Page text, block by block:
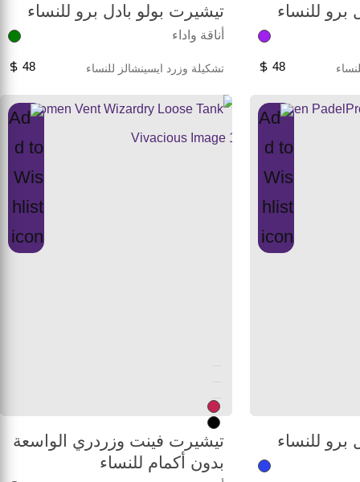
برو للنساء
48
تيشيرت بولو بادل برو للنساء
أناقة واداء
تشكيلة وزرد ايسينشالز للنساء 48
برو للنساء
تيشيرت فينت وزردري الواسعة
بدون أكمام للنساء